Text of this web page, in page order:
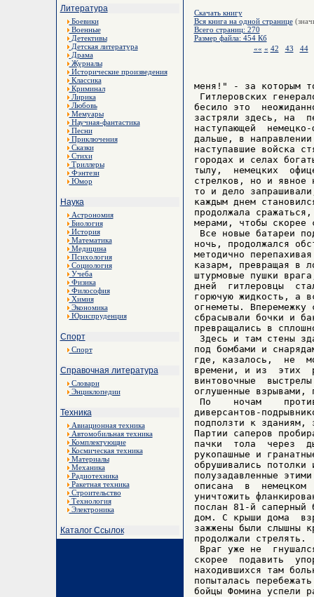
Литература
Боевики
Военные
Детективы
Детская литература
Драма
Журналы
Исторические произведения
Классика
Криминал
Лирика
Любовь
Мемуары
Научная-фантастика
Песни
Приключения
Сказки
Стихи
Триллеры
Фэнтези
Юмор
Наука
Астрономия
Биология
История
Математика
Медицина
Психология
Социология
Учеба
Физика
Философия
Химия
Экономика
Юриспруденция
Спорт
Спорт
Справочная литература
Словари
Энциклопедии
Техника
Авиационная техника
Автомобильная техника
Комплектующие
Космическая техника
Материалы
Механика
Радиотехника
Ракетная техника
Строительство
Технология
Электроника
Каталог Ссылок
Скачать книгу
Вся книга на одной странице
Всего страниц: 270
Размер файла: 454 Кб
«« « 42 43 44
меня!" - за которым
Гитлеровских
бесило это
застряли здесь, на
наступающей
дальше, в
наступавшие войска
городах и селах
тылу,  немецких
стрелков, но и явное
то и дело
каждым днем
продолжала
мерами, чтобы скорее
Все новые батареи
ночь, продолжался
методично
казарм, превращая в
штурмовые пушки
дней  гитлеровцы
горючую жидкость, а
огнеметы.
сбрасывали бочки и
превращались в
Здесь и там стены
под бомбами и
где, казалось,  не
времени, и из  этих
винтовочные
оглушенные взрывами,
По    ночам
диверсантов-
подползти к зданиям,
Партии саперов
пачки  тола  через
рукопашные и
обрушивались
полузадавленные
описана  в
уничтожить
послан 81-й саперный
дом. С крыши дома
зажжены были
продолжали стрелять.
Враг уже не
скорее  подавить
находившихся там
попыталась
бойцы Фомина успели